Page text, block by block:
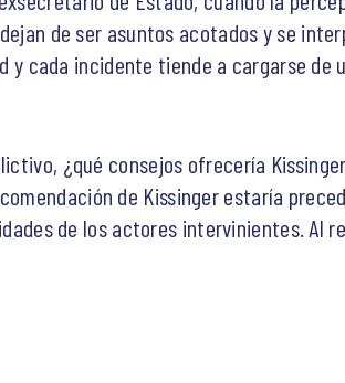
de ser asuntos acotados y se
cada incidente tiende a cargarse de
¿qué consejos ofrecería
de Kissinger estaría
de los actores intervinientes. Al